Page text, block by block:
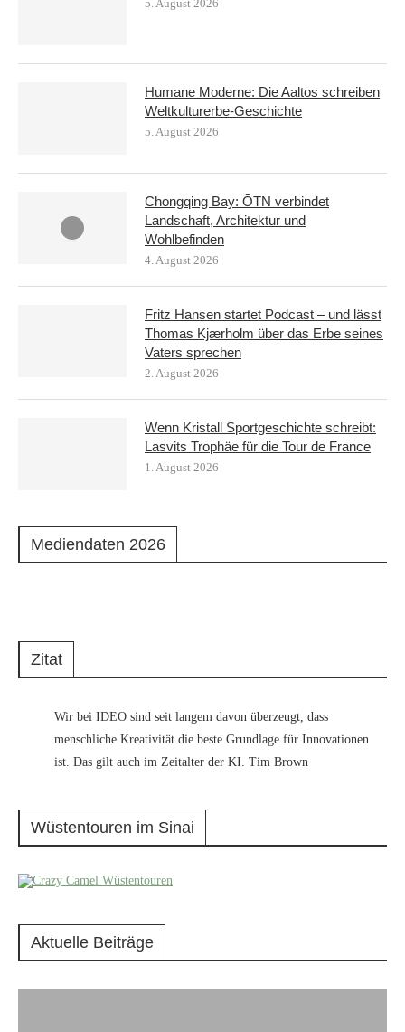
5. August 2026
Humane Moderne: Die Aaltos schreiben
Weltkulturerbe-Geschichte
5. August 2026
Chongqing Bay: ŌTN verbindet
Landschaft, Architektur und
Wohlbefinden
4. August 2026
Fritz Hansen startet Podcast – und lässt
Thomas Kjærholm über das Erbe seines
Vaters sprechen
2. August 2026
Wenn Kristall Sportgeschichte schreibt:
Lasvits Trophäe für die Tour de France
1. August 2026
Mediendaten 2026
Zitat
Wir bei IDEO sind seit langem davon überzeugt, dass
menschliche Kreativität die beste Grundlage für Innovationen
ist. Das gilt auch im Zeitalter der KI. Tim Brown
Wüstentouren im Sinai
Aktuelle Beiträge